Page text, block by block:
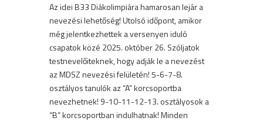
Az idei B33 Diákolimpiára hamarosan lejár a
nevezési lehetőség! Utolsó időpont, amikor
még jelentkezhettek a versenyen iduló
csapatok közé 2025. október 26. Szóljatok
testnevelőiteknek, hogy adják le a nevezést
az MDSZ nevezési felületén! 5-6-7-8.
osztályos tanulók az “A” korcsoportba
nevezhetnek! 9-10-11-12-13. osztályosok a
“B” korcsoportban indulhatnak! Minden